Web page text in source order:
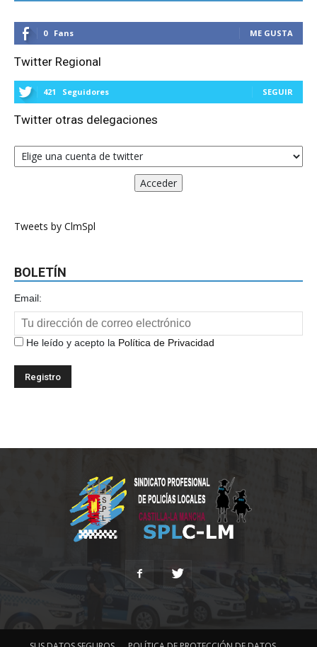
0 Fans ME GUSTA
Twitter Regional
421 Seguidores SEGUIR
Twitter otras delegaciones
Tweets by ClmSpl
BOLETÍN
Email:
He leído y acepto la Política de Privacidad